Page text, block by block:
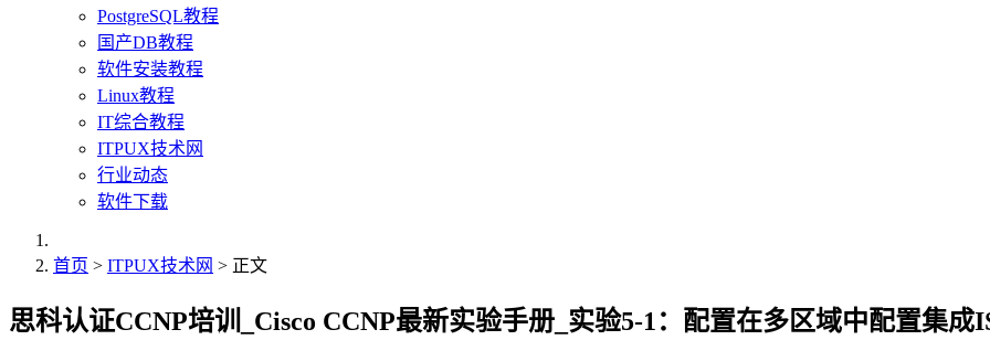
PostgreSQL教程
国产DB教程
软件安装教程
Linux教程
IT综合教程
ITPUX技术网
行业动态
软件下载
首页 > ITPUX技术网 > 正文
思科认证CCNP培训_Cisco CCNP最新实验手册_实验5-1：配置在多区域中配置集成